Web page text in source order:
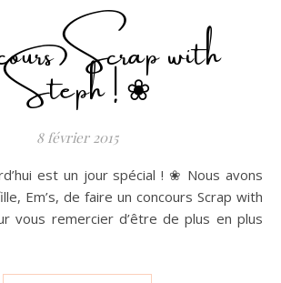
Scrap with
Steph ! ❀
8 février 2015
Em’s, de faire un concours Scrap with
vous remercier d’être de plus en plus